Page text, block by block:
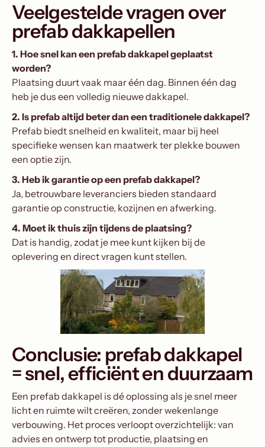
Veelgestelde vragen over
prefab dakkapellen
1. Hoe snel kan een prefab dakkapel geplaatst
worden?
Plaatsing duurt vaak maar één dag. Binnen één dag
heb je dus een volledig nieuwe dakkapel.
2. Is prefab altijd beter dan een traditionele dakkapel?
Prefab biedt snelheid en kwaliteit, maar bij heel
specifieke wensen kan maatwerk ter plekke bouwen
een optie zijn.
3. Heb ik garantie op een prefab dakkapel?
Ja, betrouwbare leveranciers bieden standaard
garantie op constructie, kozijnen en afwerking.
4. Moet ik thuis zijn tijdens de plaatsing?
Dat is handig, zodat je mee kunt kijken bij de
oplevering en direct vragen kunt stellen.
Conclusie: prefab dakkapel
= snel, efficiënt en duurzaam
Een prefab dakkapel is dé oplossing als je snel meer
licht en ruimte wilt creëren, zonder wekenlange
verbouwing. Het proces verloopt overzichtelijk: van
advies en ontwerp tot productie, plaatsing en